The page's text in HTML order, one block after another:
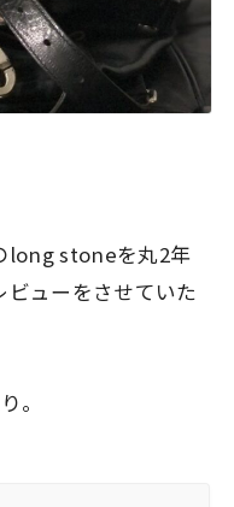
long stoneを丸2年
ューをさせていた
。